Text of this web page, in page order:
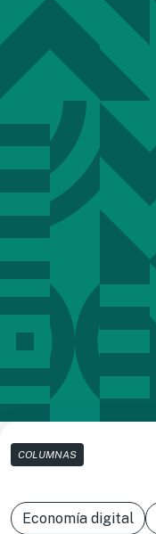
COLUMNAS
Economía digital